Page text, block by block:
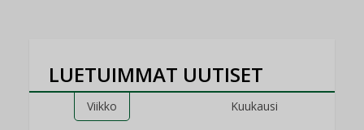
LUETUIMMAT UUTISET
Viikko Kuukausi